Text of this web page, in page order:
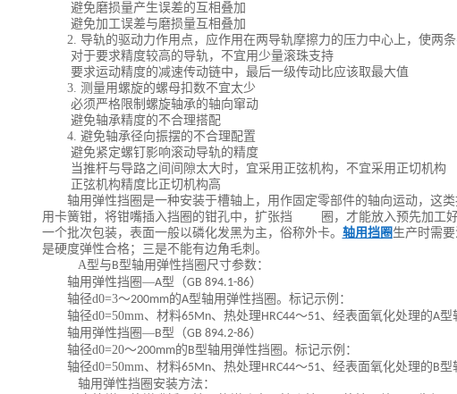
避免磨损量产生误差的互相叠加
避免加工误差与磨损量互相叠加
2. 导轨的驱动力作用点，应作用在两导轨摩擦力的压力中心上，使两
对于要求精度较高的导轨，不宜用少量滚珠支持
要求运动精度的减速传动链中，最后一级传动比应该取最大值
3. 测量用螺旋的螺母扣数不宜太少
必须严格限制螺旋轴承的轴向窜动
避免轴承精度的不合理搭配
4. 避免轴承径向振摆的不合理配置
避免紧定螺钉影响滚动导轨的精度
当推杆与导路之间间隙太大时，宜采用正弦机构，不宜采用正切机构
正弦机构精度比正切机构高
轴用弹性挡圈是一种安装于槽轴上，用作固定零部件的轴向运动，这
用卡簧钳，将钳嘴插入挡圈的钳孔中，扩张挡 圈，才能放入预先加工
一个批次包装，表面一般以磷化发黑为主，俗称外卡。 轴用挡圈 生产时需
是硬度弹性合格；三是不能有边角毛刺。
A型与B型轴用弹性挡圈尺寸参数：
轴用弹性挡圈—A型（GB 894.1-86）
轴径d0=3～200mm的A型轴用弹性挡圈。标记示例：
轴径d0=50mm、材料65Mn、热处理HRC44～51、经表面氧化处理的A型
轴用弹性挡圈—B型（GB 894.2-86）
轴径d0=20～200mm的B型轴用弹性挡圈。标记示例：
轴径d0=50mm、材料65Mn、热处理HRC44～51、经表面氧化处理的B型
轴用弹性挡圈安装方法：